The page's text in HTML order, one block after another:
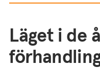
Läget i de